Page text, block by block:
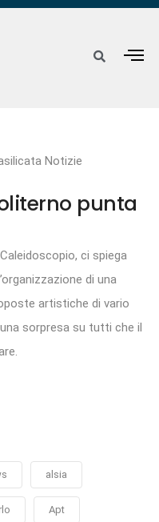
Notizie
punta
ci spiega
di una
artistiche di vario
sorpresa su tutti che il
alsia
Apt